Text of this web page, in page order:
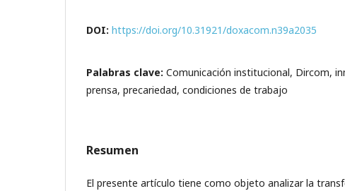
DOI: https://doi.org/10.31921/doxacom.n39a2035
Palabras clave: Comunicación institucional, Dircom,
prensa, precariedad, condiciones de trabajo
Resumen
El presente artículo tiene como objeto analizar la